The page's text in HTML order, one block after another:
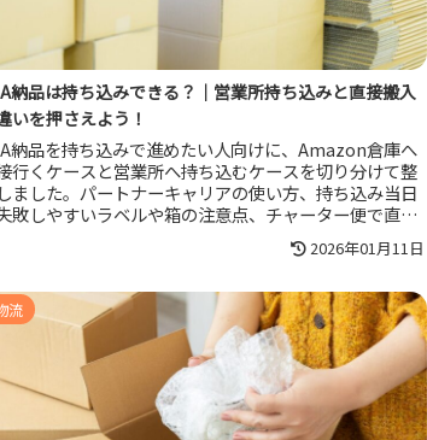
納品は持ち込みできる？｜営業所持ち込みと直接搬入
いを押さえよう！
納品を持ち込みで進めたい人向けに、Amazon倉庫へ
行くケースと営業所へ持ち込むケースを切り分けて整
ました。パートナーキャリアの使い方、持ち込み当日
敗しやすいラベルや箱の注意点、チャーター便で直接
入する場合の予約の考え方まで、最短で納品を通す判断
2026年01月11日
流